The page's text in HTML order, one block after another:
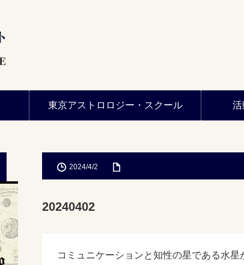
東京アストロロジー・スクール 活
2024/4/2
20240402
コミュニケーションと知性の星である水